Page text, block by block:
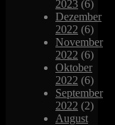
2023 (6)
Dezember
2022 (6)
November
2022 (6)
Oktober
2022 (6)
September
2022 (2)
August